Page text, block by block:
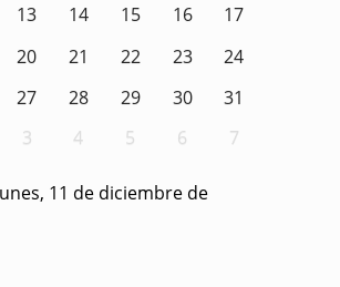
13 14 15 16
17
20 21 22 23
24
27 28 29 30
31
3 4 5 6 7
11 de diciembre de